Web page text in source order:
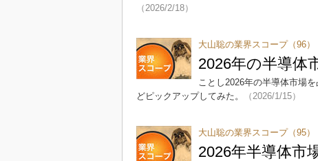
（2026/2/18）
大山聡の業界スコープ（96）
2026年の半導体
ことし2026年の半導体市場
どピックアップしてみた。
（2026/1/15）
大山聡の業界スコープ（95）
2026年半導体市